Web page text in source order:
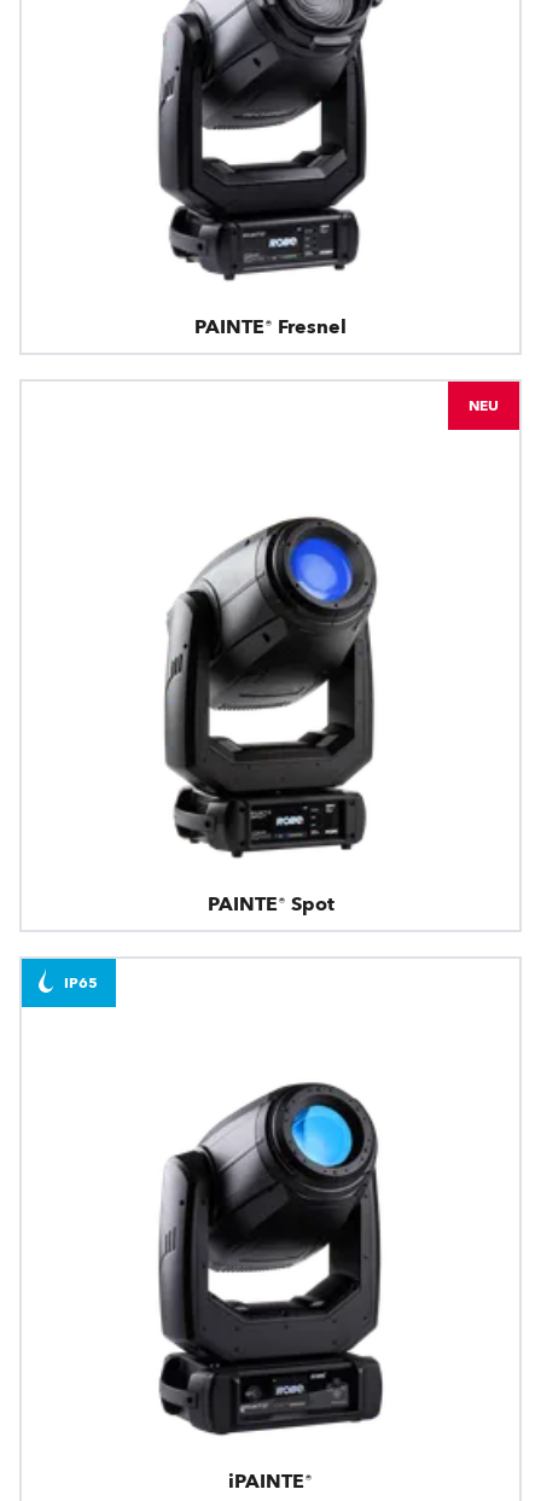
PAINTE® Fresnel
PAINTE® Spot
NEU
iPAINTE®
IP65